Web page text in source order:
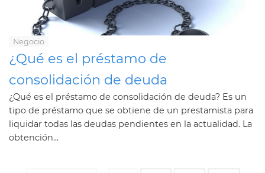
Negocio
¿Qué es el préstamo de
consolidación de deuda
¿Qué es el préstamo de consolidación de deuda? Es un
tipo de préstamo que se obtiene de un prestamista para
liquidar todas las deudas pendientes en la actualidad. La
obtención...